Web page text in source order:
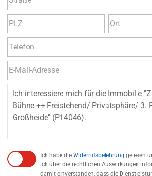
Ich habe die Widerrufsbelehrung gelesen
ich über die rechtlichen Auswirkungen
damit einverstanden, dass die